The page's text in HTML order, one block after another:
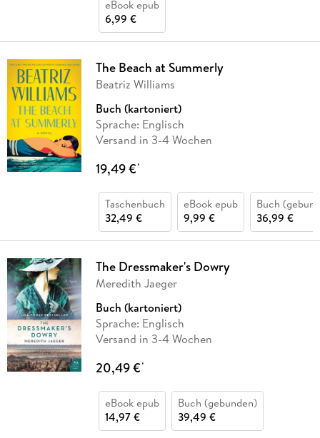
eBook epub
6,99 €
The Beach at Summerly
Beatriz Williams
Buch (kartoniert)
Sprache: Englisch
Versand in 3-4 Wochen
19,49 €*
Taschenbuch
32,49 €
eBook epub
9,99 €
Buch
36,99 €
The Dressmaker's Dowry
Meredith Jaeger
Buch (kartoniert)
Sprache: Englisch
Versand in 3-4 Wochen
20,49 €*
eBook epub
14,97 €
Buch (gebunden)
39,49 €